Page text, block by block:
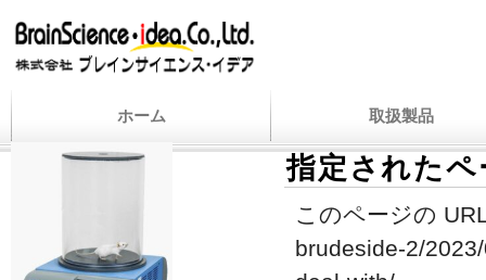
ホーム 取扱製品
指定された
このページの
brudeside-2/